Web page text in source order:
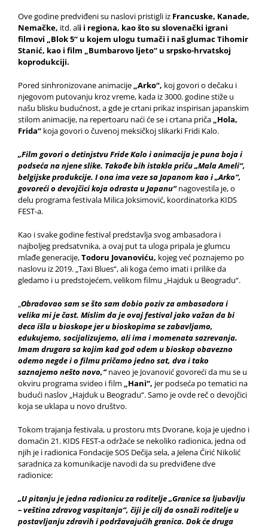
Ove godine predviđeni su naslovi pristigli iz Francuske, Kanade,
Nemačke, itd. ali i regiona, kao što su slovenački igrani
filmovi „Blok 5“ u kojem ulogu tumači i naš glumac Tihomir
Stanić, kao i film „Bumbarovo ljeto“ u srpsko-hrvatskoj
koprodukciji.
Pored sinhronizovane animacije „Arko“, koj govori o dečaku i
njegovom putovanju kroz vreme, kada iz 3000. godine stiže u
našu blisku budućnost, a gde je crtani prikaz inspirisan japanskim
stilom animacije, na repertoaru naći će se i crtana priča „Hola,
Frida“ koja govori o čuvenoj meksičkoj slikarki Fridi Kalo.
„Film govori o detinjstvu Fride Kalo i animacija je puna boja i
podseća na njene slike. Takođe bih istakla priču „Mala Ameli“,
belgijske produkcije. I ona ima veze sa Japanom kao i „Arko“,
govoreći o devojčici koja odrasta u Japanu“nagovestila je, o
delu programa festivala Milica Joksimović, koordinatorka KIDS
FEST-a.
Kao i svake godine festival predstavlja svog ambasadora i
najboljeg predsatvnika, a ovaj put ta uloga pripala je glumcu
mlađe generacije,Todoru Jovanoviću, kojeg već poznajemo po
naslovu iz 2019. „Taxi Blues“, ali koga ćemo imati i prilike da
gledamo i u predstojećem, velikom filmu „Hajduk u Beogradu“.
„Obradovao sam se što sam dobio poziv za ambasadora i
velika mi je čast. Mislim da je ovaj festival jako važan da bi
deca išla u bioskope jer u bioskopima se zabavljamo,
edukujemo, socijalizujemo, ali ima i momenata sazrevanja.
Imam drugara sa kojim kad god odem u bioskop obavezno
odemo negde i o filmu pričamo jedno sat, dva i tako
saznajemo nešto novo,“naveo je Jovanović govoreći da mu se u
okviru programa svideo i film „Hani“, jer podseća po tematici na
budući naslov „Hajduk u Beogradu“. Samo je ovde reč o devojčici
koja se uklapa u novo društvo.
Tokom trajanja festivala, u prostoru mts Dvorane, koja je ujedno i
domaćin 21. KIDS FEST-a održaće se nekoliko radionica, jedna od
njih je i radionica Fondacije SOS Dečija sela, a Jelena Ćirić Nikolić
saradnica za komunikacije navodi da su predviđene dve
radionice:
„U pitanju je jedna radionicu za roditelje „Granice sa ljubavlju
– veština zdravog vaspitanja“, čiji je cilj da osnaži roditelje u
postavljanju zdravih i podržavajućih granica. Dok će druga